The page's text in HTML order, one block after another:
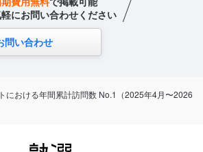
にお問い合わせください
問い合わせ
おける年間累計訪問数 No.1（2025年4月〜2026